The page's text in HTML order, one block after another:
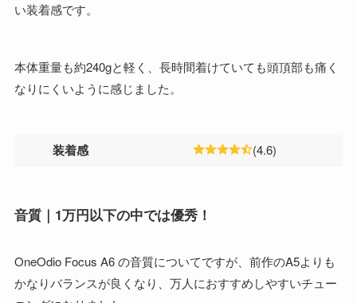
い装着感です。
本体重量も約240gと軽く、長時間着けていても頭頂部も痛く
なりにくいように感じました。
装着感 (4.6)
音質｜1万円以下の中では優秀！
OneOdio Focus A6 の音質についてですが、前作のA5よりも
かなりバランスが良くなり、万人におすすめしやすいチュー